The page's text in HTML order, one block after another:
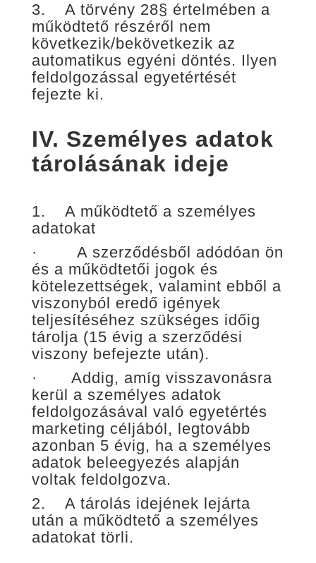
3. A törvény 28§ értelmében a
működtető részéről nem
következik/bekövetkezik az
automatikus egyéni döntés. Ilyen
feldolgozással egyetértését
fejezte ki.
IV. Személyes adatok
tárolásának ideje
1. A működtető a személyes
adatokat
·
A szerződésből adódóan ön
és a működtetői jogok és
kötelezettségek, valamint ebből a
viszonyból eredő igények
teljesítéséhez szükséges időig
tárolja (15 évig a szerződési
viszony befejezte után).
· Addig, amíg visszavonásra
kerül a személyes adatok
feldolgozásával való egyetértés
marketing céljából, legtovább
azonban 5 évig, ha a személyes
adatok beleegyezés alapján
voltak feldolgozva.
2. A tárolás idejének lejárta
után a működtető a személyes
adatokat törli.